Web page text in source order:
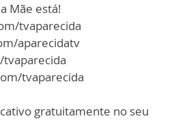
Mãe está!
tvaparecida
aparecidatv
tvaparecida
gratuitamente no seu